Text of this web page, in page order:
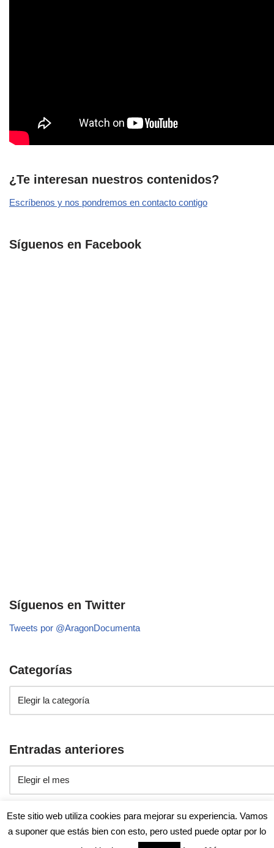
¿Te interesan nuestros contenidos?
Escríbenos y nos pondremos en contacto contigo
Síguenos en Facebook
Síguenos en Twitter
Tweets por @AragonDocumenta
Categorías
Entradas anteriores
Este sitio web utiliza cookies para mejorar su experiencia. Vamos
a suponer que estás bien con esto, pero usted puede optar por lo